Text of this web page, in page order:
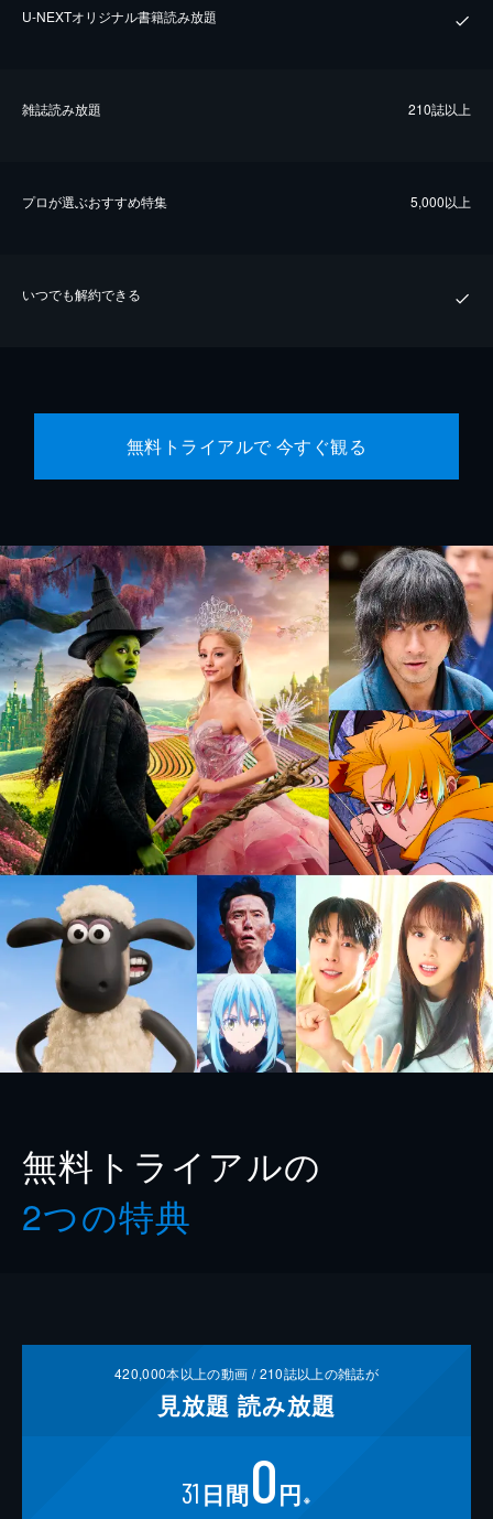
U-NEXTオリジナル書籍読み放題
雑誌読み放題 210誌以上
プロが選ぶおすすめ特集 5,000以上
いつでも解約できる
無料トライアルで 今すぐ観る
無料トライアルの
2つの特典
420,000本以上の動画 /210誌以上の雑誌が
見放題 読み放題
31 日間0円 ※